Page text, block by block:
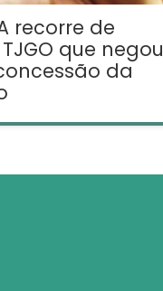
recorre de
que negou
da